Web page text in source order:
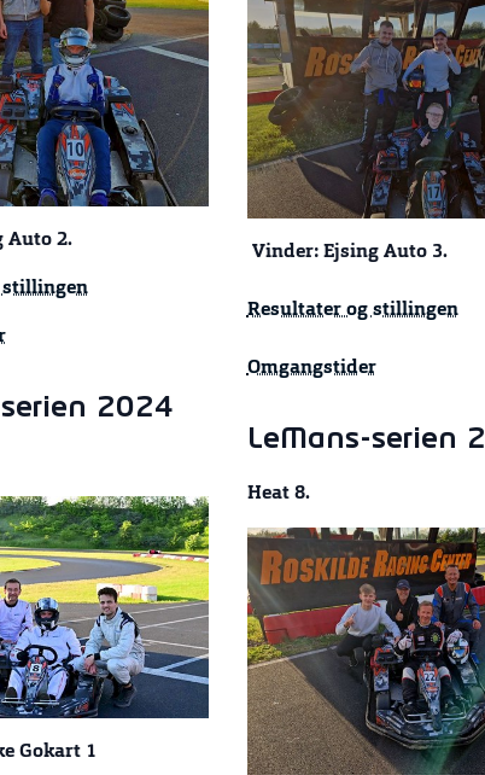
Auto 2.
stillingen
2024
Gokart 1
Vinder: Ejsing Auto 3.
Resultater og stillingen
Omgangstider
LeMans-serien
Heat 8.